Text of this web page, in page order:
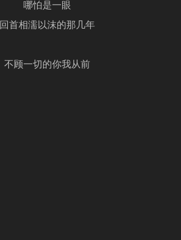
哪怕是一眼
回首相濡以沫的那几年
不顾一切的你我从前